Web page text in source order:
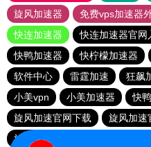
旋风加速器
免费vps加速器
快连加速器
快连加速器官网
快鸭加速器
快柠檬加速器
软件中心
雷霆加速 狂飙
小美vpn
小美加速器 快
旋风加速官网下载
旋风加速
旋风加速官网下载